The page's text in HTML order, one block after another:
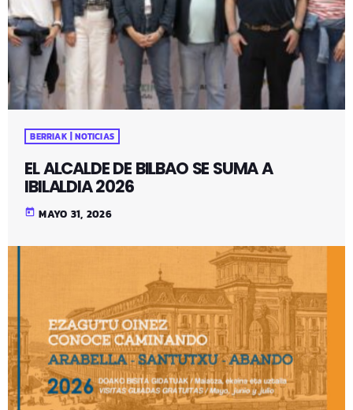
BERRIAK | NOTICIAS
EL ALCALDE DE BILBAO SE SUMA A
IBILALDIA 2026
today MAYO 31, 2026